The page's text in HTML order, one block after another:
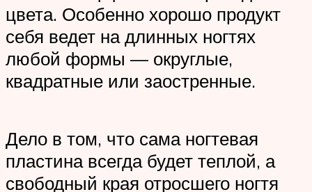
цвета. Особенно хорошо продукт
себя ведет на длинных ногтях
любой формы — округлые,
квадратные или заостренные.
Дело в том, что сама ногтевая
пластина всегда будет теплой, а
свободный края отросшего ногтя